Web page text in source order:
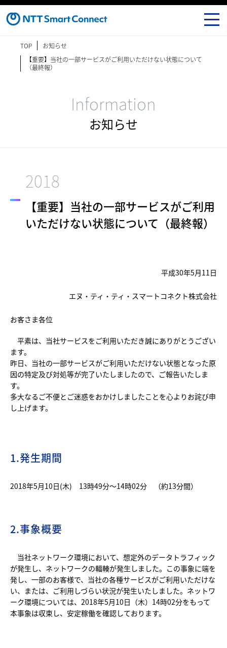
TOP
お知らせ
【重要】当社の一部サービスがご利用いただけない状態について
（最終報）
Information
お知らせ
2018
【重要】当社の一部サービスがご利用
いただけない状態について（最終報）
平成30年5月11日
エヌ・ティ・ティ・スマートコネクト株式会社
お客さま各位
平素は、当社サービスをご利用いただき誠にありがとうござい
ます。
昨日、当社の一部サービスがご利用いただけない状態となった原
因の特定及び対処等が完了いたしましたので、ご報告いたしま
す。
多大なるご不便とご迷惑をおかけしましたことを心よりお詫び申
し上げます。
1.発生期間
2018年5月10日(木) 13時49分～14時02分 （約13分間）
2.事象概要
当社ネットワーク環境において、想定外のデータトラフィック
が発生し、ネットワークの輻輳が発生しました。この事象に端を
発し、一部のお客様で、当社の各種サービスがご利用いただけな
い、または、ご利用しづらい状況が発生いたしました。ネットワ
ーク環境については、2018年5月10日（木）14時02分をもって
本事象は収束し、安定稼働を確認しております。